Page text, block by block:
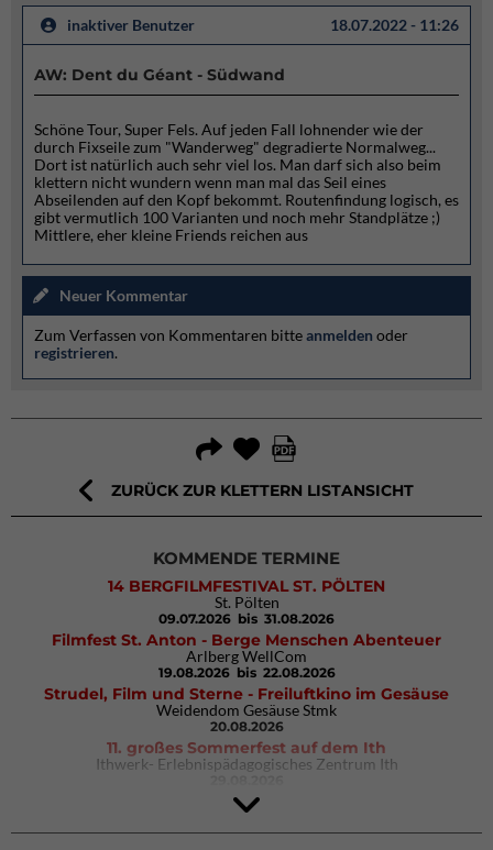
inaktiver Benutzer 18.07.2022 - 11:26
AW: Dent du Géant - Südwand
Schöne Tour, Super Fels. Auf jeden Fall lohnender wie der
durch Fixseile zum "Wanderweg" degradierte Normalweg...
Dort ist natürlich auch sehr viel los. Man darf sich also beim
klettern nicht wundern wenn man mal das Seil eines
Abseilenden auf den Kopf bekommt. Routenfindung logisch, es
gibt vermutlich 100 Varianten und noch mehr Standplätze ;)
Mittlere, eher kleine Friends reichen aus
Neuer Kommentar
Zum Verfassen von Kommentaren bitteanmelden oder
registrieren.
ZURÜCK ZUR KLETTERN LISTANSICHT
KOMMENDE TERMINE
14 BERGFILMFESTIVAL ST. PÖLTEN
St. Pölten
09.07.2026 bis 31.08.2026
Filmfest St. Anton - Berge Menschen Abenteuer
Arlberg WellCom
19.08.2026 bis 22.08.2026
Strudel, Film und Sterne - Freiluftkino im Gesäuse
Weidendom Gesäuse Stmk
20.08.2026
11. großes Sommerfest auf dem Ith
Ithwerk- Erlebnispädagogisches Zentrum Ith
4Blocs KIDS 2026
DAV Kletter- & Boulderzentrum München Süd (Thalkirchen)
26.09.2026